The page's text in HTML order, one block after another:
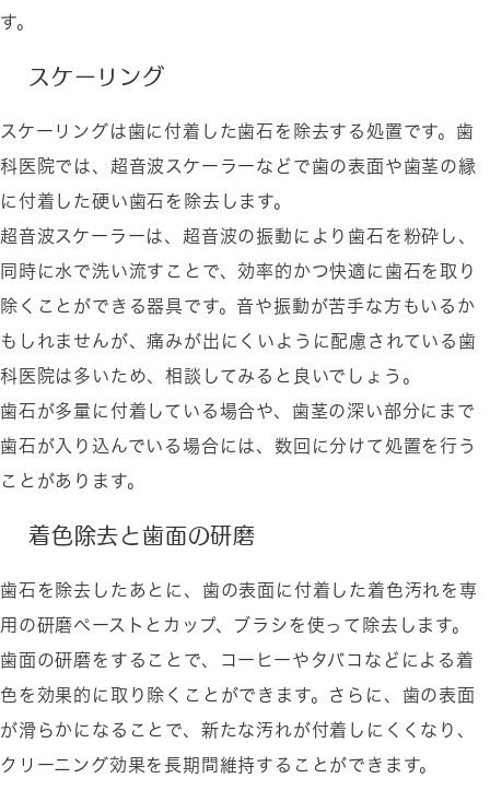
す。
スケーリング
スケーリングは歯に付着した歯石を除去する処置です。歯
科医院では、超音波スケーラーなどで歯の表面や歯茎の縁
に付着した硬い歯石を除去します。
超音波スケーラーは、超音波の振動により歯石を粉砕し、
同時に水で洗い流すことで、効率的かつ快適に歯石を取り
除くことができる器具です。音や振動が苦手な方もいるか
もしれませんが、痛みが出にくいように配慮されている歯
科医院は多いため、相談してみると良いでしょう。
歯石が多量に付着している場合や、歯茎の深い部分にまで
歯石が入り込んでいる場合には、数回に分けて処置を行う
ことがあります。
着色除去と歯面の研磨
歯石を除去したあとに、歯の表面に付着した着色汚れを専
用の研磨ペーストとカップ、ブラシを使って除去します。
歯面の研磨をすることで、コーヒーやタバコなどによる着
色を効果的に取り除くことができます。さらに、歯の表面
が滑らかになることで、新たな汚れが付着しにくくなり、
クリーニング効果を長期間維持することができます。